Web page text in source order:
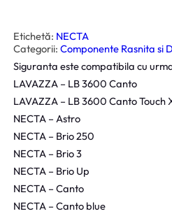
Etichetă: NECTA
Categorii:Componente Rasnita si
Siguranta este compatibila cu
LAVAZZA – LB 3600 Canto
LAVAZZA – LB 3600 Canto Touch
NECTA – Astro
NECTA – Brio 250
NECTA – Brio 3
NECTA – Brio Up
NECTA – Canto
NECTA – Canto blue